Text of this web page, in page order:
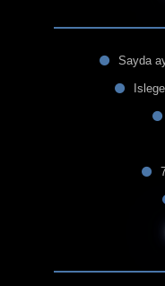
Sayda